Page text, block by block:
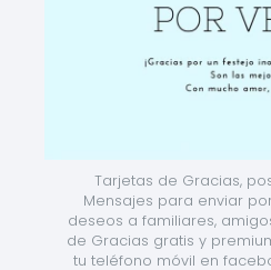
Tarjetas de Gracias,
Mensajes para enviar
deseos a familiares,
de Gracias gratis y
tu teléfono móvil en